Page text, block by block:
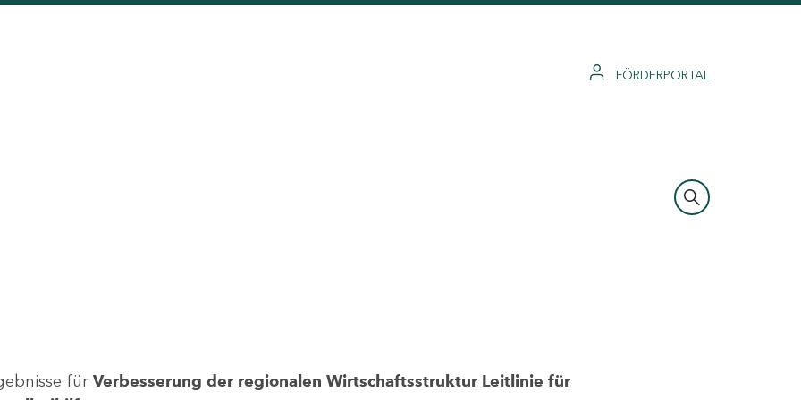
FÖRDERPORTAL
für Verbesserung der regionalen Wirtschaftsstruktur Leitlinie für